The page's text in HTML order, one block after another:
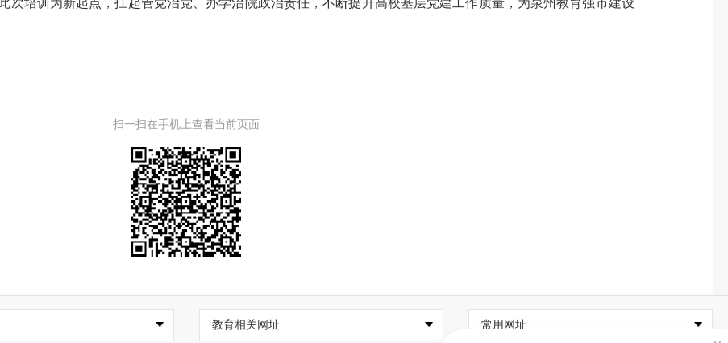
次培训为新起点，扛起管党治党、办学治院政治责任，不断提升高校基层党建工作质量，为泉州教育强市建设
扫一扫在手机上查看当前页面
教育相关网址
常用网址